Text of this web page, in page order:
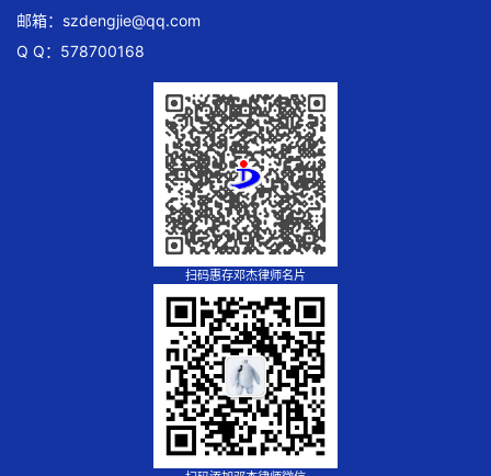
邮箱： szdengjie@qq.com
Q Q：578700168
扫码惠存邓杰律师名片